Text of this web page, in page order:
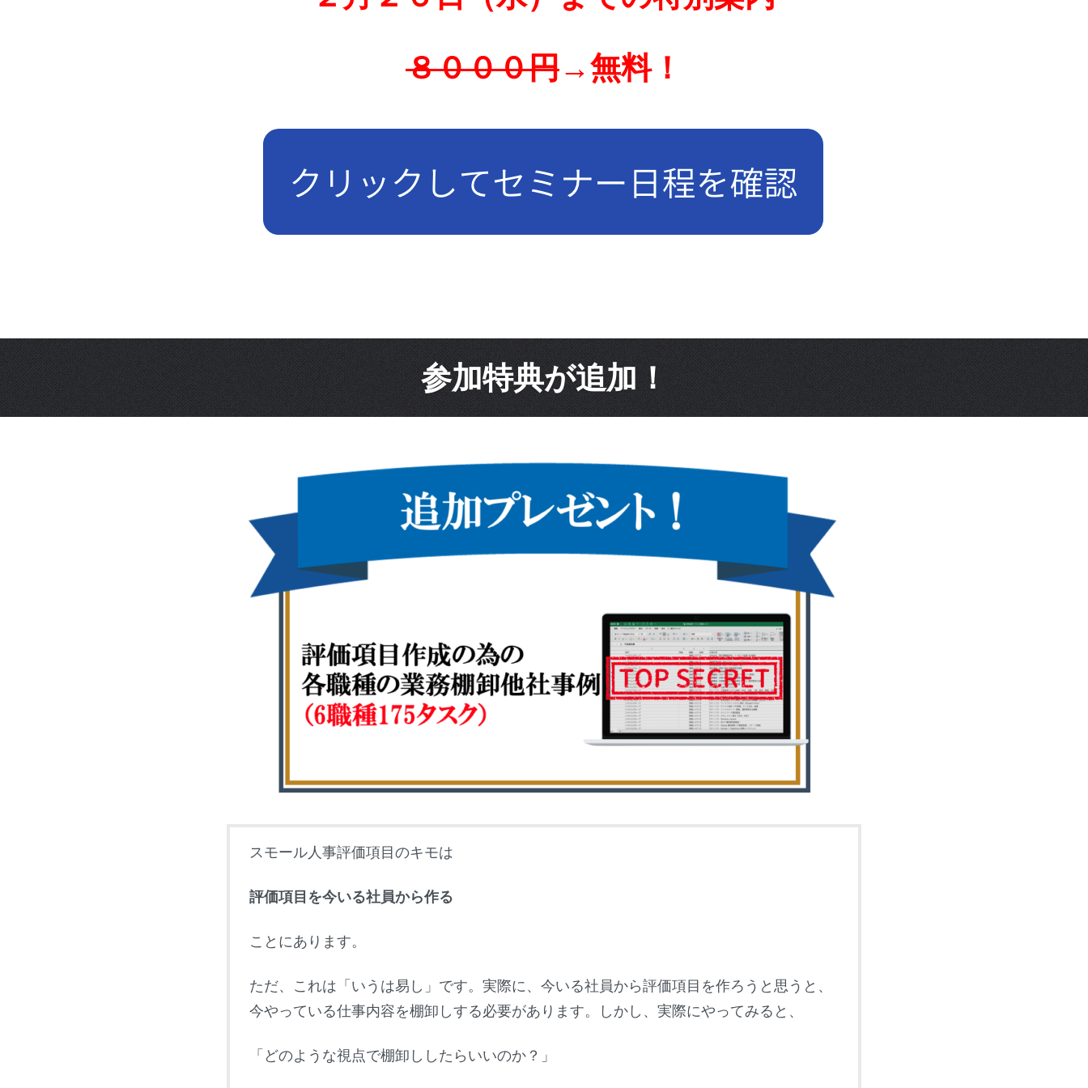
８０００円→無料！
参加特典が追加！
スモール人事評価項目のキモは
評価項目を今いる社員から作る
ことにあります。
ただ、これは「いうは易し」です。実際に、今いる社員から評価項目を作ろうと思うと、
今やっている仕事内容を棚卸しする必要があります。しかし、実際にやってみると、
「どのような視点で棚卸ししたらいいのか？」